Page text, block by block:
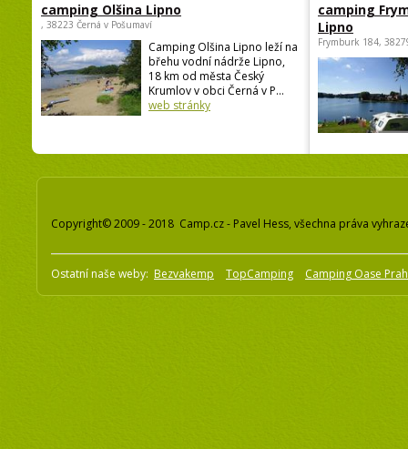
camping Olšina Lipno
, 38223 Černá v Pošumaví
Camping Olšina Lipno leží na
břehu vodní nádrže Lipno,
18 km od města Český
Krumlov v obci Černá v P...
web stránky
camping
Lipno
Frymburk 184,
Copyright© 2009 - 2018 Camp.cz - Pavel Hess, všechna práva
Ostatní naše weby: Bezvakemp TopCamping Camping Oase